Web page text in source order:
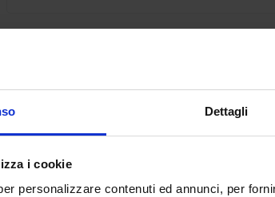
Dettagli
i cookie
personalizzare contenuti ed annunci, per
Pad. 16